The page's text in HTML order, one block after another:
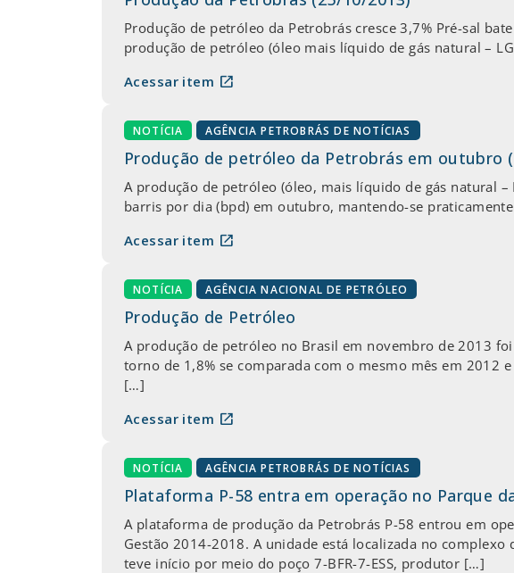
Produção de petróleo da Petrobrás cresce 3,7% Pré-sal
produção de petróleo (óleo mais líquido de gás natural –
Acessar item open_in_new
NOTÍCIA AGÊNCIA PETROBRÁS DE NOTÍCIAS
Produção de petróleo da Petrobrás em outubro
A produção de petróleo (óleo, mais líquido de gás natural
barris por dia (bpd) em outubro, mantendo-se
Acessar item open_in_new
NOTÍCIA AGÊNCIA NACIONAL DE PETRÓLEO
Produção de Petróleo
A produção de petróleo no Brasil em novembro de 2013
torno de 1,8% se comparada com o mesmo mês em 2012
[…]
Acessar item open_in_new
NOTÍCIA AGÊNCIA PETROBRÁS DE NOTÍCIAS
Plataforma P-58 entra em operação no Parque
A plataforma de produção da Petrobrás P-58 entrou em
Gestão 2014-2018. A unidade está localizada no
teve início por meio do poço 7-BFR-7-ESS, produtor […]